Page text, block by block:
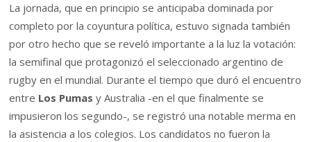
La jornada, que en principio se anticipaba dominada por
completo por la coyuntura política, estuvo signada también
por otro hecho que se reveló importante a la luz la votación:
la semifinal que protagonizó el seleccionado argentino de
rugby en el mundial. Durante el tiempo que duró el encuentro
entre Los Pumas y Australia -en el que finalmente se
impusieron los segundo-, se registró una notable merma en
la asistencia a los colegios. Los candidatos no fueron la